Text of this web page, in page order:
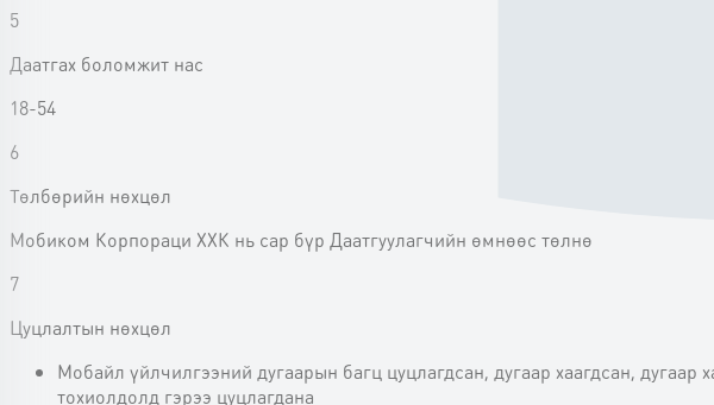
5
Даатгах боломжит нас
18-54
6
Төлбөрийн нөхцөл
Мобиком Корпораци ХХК нь сар бүр Даатгуулагчийн өмнөөс төлнө
7
Цуцлалтын нөхцөл
Мобайл үйлчилгээний дугаарын багц цуцлагдсан, дугаар хаагдсан,
тохиолдолд гэрээ цуцлагдана